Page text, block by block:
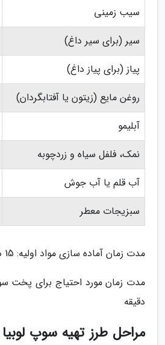
سیب زمینی
سیر (برای سیر داغ)
پیاز (برای پیاز داغ)
روغن مایع (زیتون یا آفتابگردان)
آبلیمو
نمک، فلفل سیاه و زردچوبه
آب قلم یا آب جوش
سبزیجات معطر
مدت زمان آماده سازی مواد اولیه: 15 دقیقه
دقیقه
مراحل طرز تهیه سوپ